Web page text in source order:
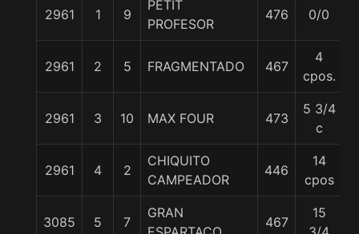
2961 1 9
PETIT
PROFESOR
476 0/0
2961 2 5 FRAGMENTADO 467
4
cpos.
2961 3 10 MAX FOUR 473
5 3/4
c
2961 4 2
CHIQUITO
CAMPEADOR
446
14
cpos
3085 5 7
GRAN
467
15